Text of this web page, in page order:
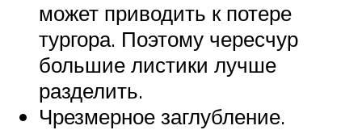
может приводить к потере
тургора. Поэтому чересчур
большие листики лучше
разделить.
Чрезмерное заглубление.